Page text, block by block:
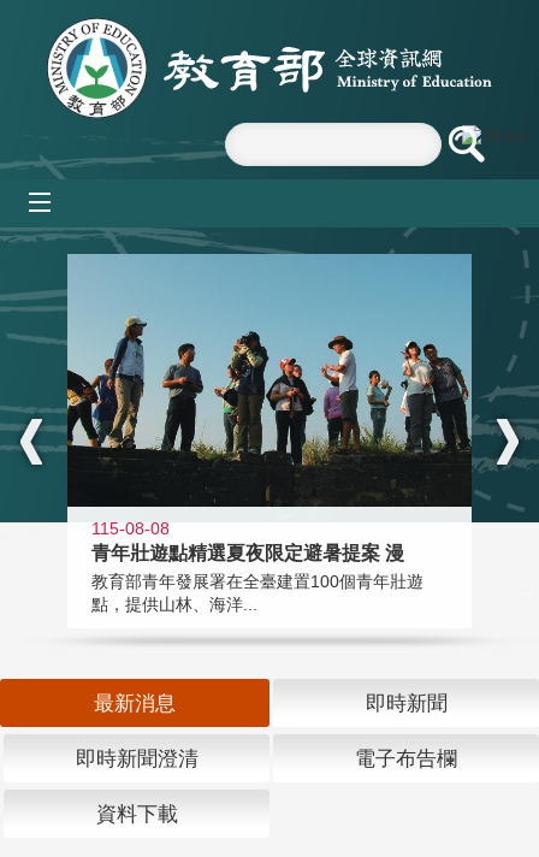
跳到主要內容區塊
:::
115-08-08
青年壯遊點精選夏夜限定避暑提案 漫
教育部青年發展署在全臺建置100個青年壯遊
點，提供山林、海洋...
最新消息 即時新聞
即時新聞澄清 電子布告欄
資料下載